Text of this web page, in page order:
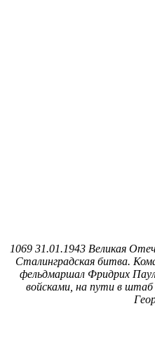
1069 31.01.1943 Великая
Сталинградская битва.
фельдмаршал Фридрих
войсками, на пути в